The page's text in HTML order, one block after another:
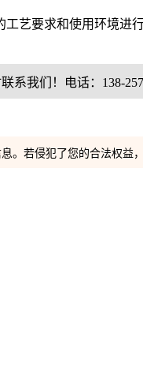
艺要求和使用环境
我们！电话：138-
若侵犯了您的合法权